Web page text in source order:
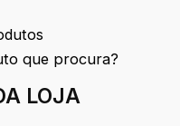
que procura?
LOJA